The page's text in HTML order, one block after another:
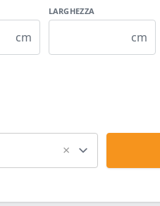
cm
LARGHEZZA
cm
×